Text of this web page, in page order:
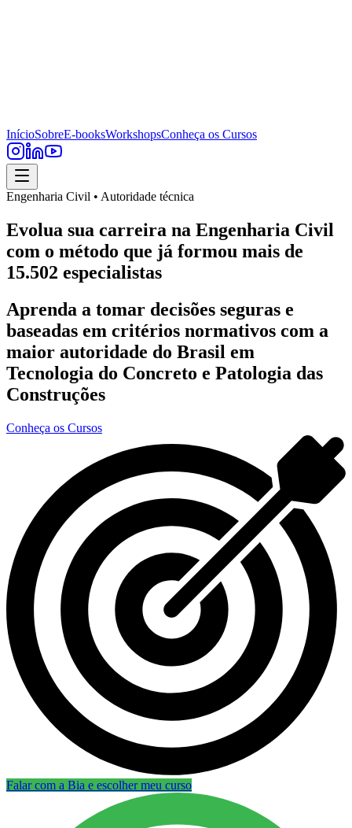
InícioSobreE-booksWorkshopsConheça os Cursos
Engenharia Civil • Autoridade técnica
Evolua sua carreira na Engenharia Civil
com o método que já formou mais de
15.502 especialistas
Aprenda a tomar decisões seguras e
baseadas em critérios normativos com a
maior autoridade do Brasil em
Tecnologia do Concreto e Patologia das
Construções
Conheça os Cursos
Falar com a Bia e escolher meu curso